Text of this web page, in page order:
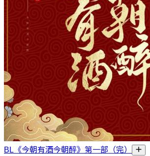
BL《今朝有酒今朝醉》第一部（完）